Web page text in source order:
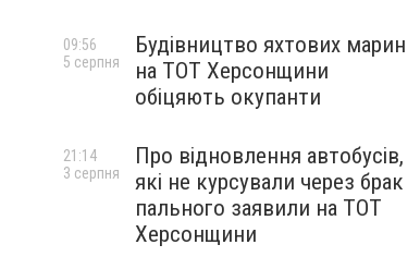
Будівництво яхтових марин
на ТОТ Херсонщини
обіцяють окупанти
09:56
5 серпня
Про відновлення автобусів,
які не курсували через брак
пального заявили на ТОТ
Херсонщини
21:14
3 серпня